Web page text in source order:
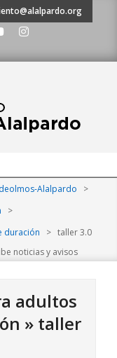
Alalpardo
>
>
duración
> taller 3.0
noticias y avisos
adultos
» taller